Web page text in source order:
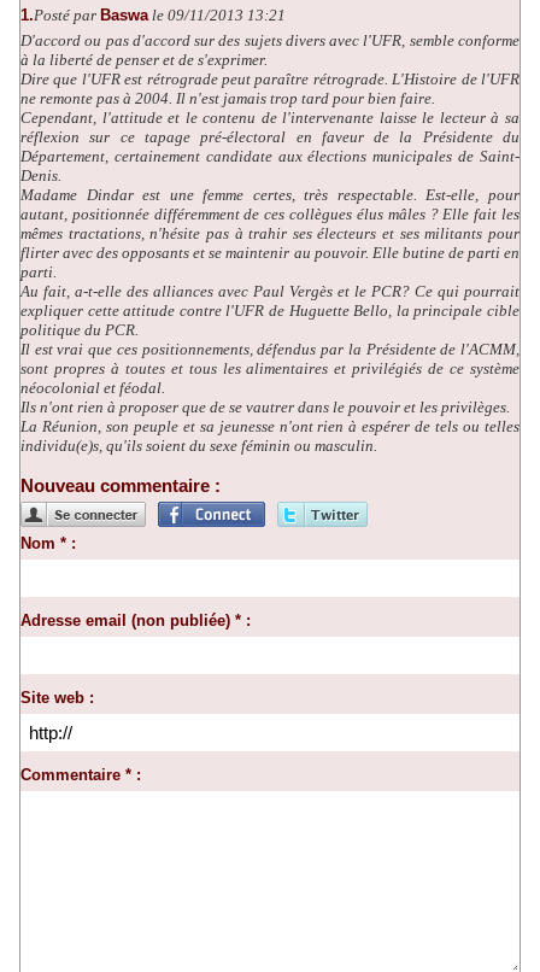
1.Posté par Baswa le 09/11/2013 13:21
D'accord ou pas d'accord sur des sujets divers avec l'UFR, semble conforme
à la liberté de penser et de s'exprimer.
Dire que l'UFR est rétrograde peut paraître rétrograde. L'Histoire de l'UFR
ne remonte pas à 2004. Il n'est jamais trop tard pour bien faire.
Cependant, l'attitude et le contenu de l'intervenante laisse le lecteur à sa
réflexion sur ce tapage pré-électoral en faveur de la Présidente du
Département, certainement candidate aux élections municipales de Saint-
Denis.
Madame Dindar est une femme certes, très respectable. Est-elle, pour
autant, positionnée différemment de ces collègues élus mâles ? Elle fait les
mêmes tractations, n'hésite pas à trahir ses électeurs et ses militants pour
flirter avec des opposants et se maintenir au pouvoir. Elle butine de parti en
parti.
Au fait, a-t-elle des alliances avec Paul Vergès et le PCR? Ce qui pourrait
expliquer cette attitude contre l'UFR de Huguette Bello, la principale cible
politique du PCR.
Il est vrai que ces positionnements, défendus par la Présidente de l'ACMM,
sont propres à toutes et tous les alimentaires et privilégiés de ce système
néocolonial et féodal.
Ils n'ont rien à proposer que de se vautrer dans le pouvoir et les privilèges.
La Réunion, son peuple et sa jeunesse n'ont rien à espérer de tels ou telles
individu(e)s, qu'ils soient du sexe féminin ou masculin.
Nouveau commentaire :
Nom * :
Adresse email (non publiée) * :
Site web :
Commentaire * :